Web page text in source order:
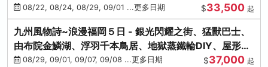
見學試飲
08/22, 08/24, 08/29, 09/01 ...更多日期 $33,500 起
九州風物詩~浪漫福岡５日 - 銀光閃耀之街、猛獸巴士、
由布院金鱗湖、浮羽千本鳥居、地獄蒸鐵輪DIY、屋形船
晚宴、鸕鶿捕魚
08/29, 09/01, 09/07, 09/08 ...更多日期 $37,000 起